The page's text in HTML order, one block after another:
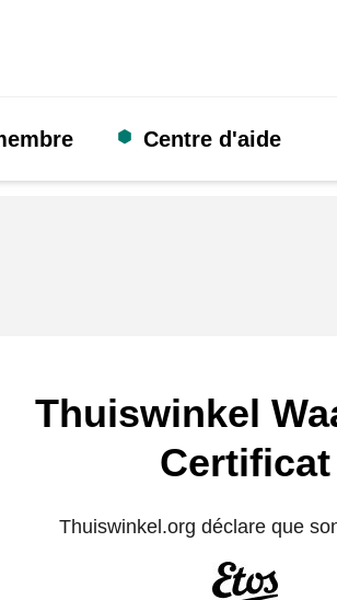
Centre d'aide
Thuiswinkel
Certificat
Thuiswinkel.org déclare que